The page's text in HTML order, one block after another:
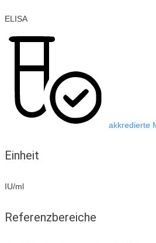
ELISA
akkredierte
Einheit
IU/ml
Referenzbereiche